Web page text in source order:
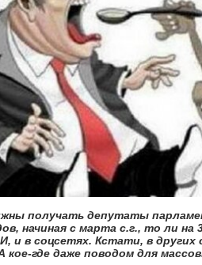
получать депутаты
начиная с марта с.г., то ли
и в соцсетях. Кстати, в
кое-где даже поводом для